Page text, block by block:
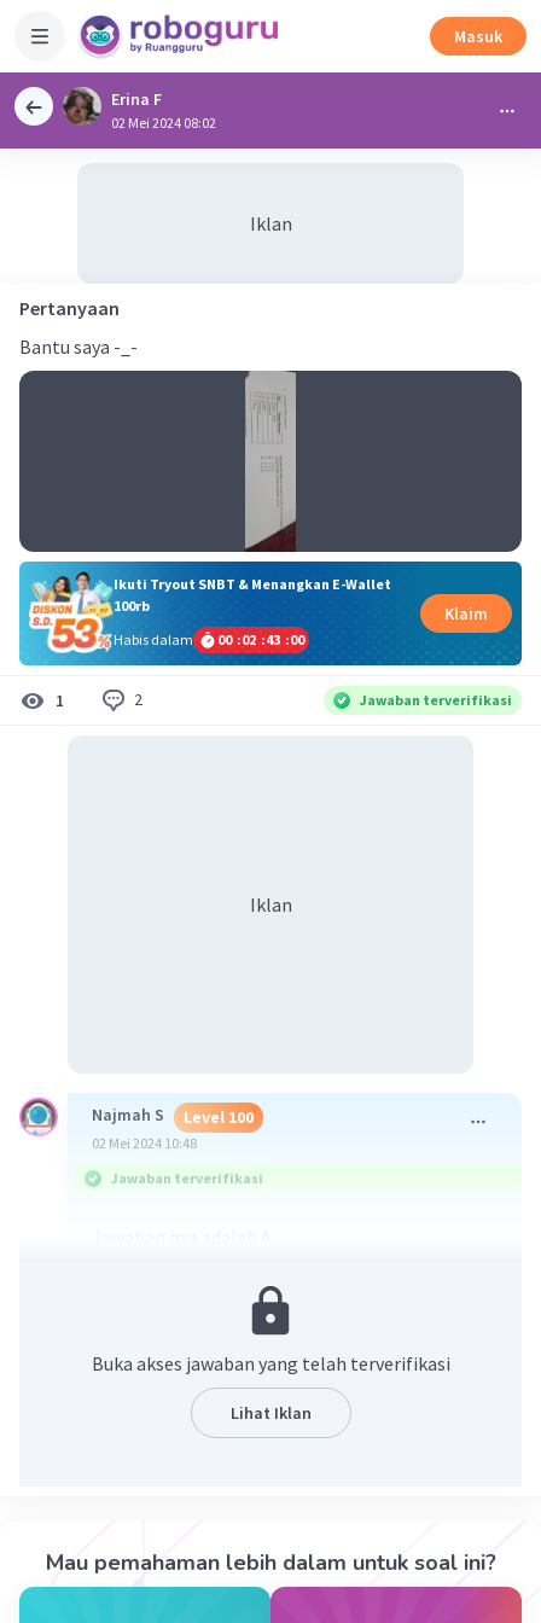
Masuk
Erina F
02 Mei 2024 08:02
Iklan
Pertanyaan
Bantu saya -_-
Ikuti Tryout SNBT & Menangkan E-Wallet
100rb
Habis dalam
00 :02 :43 :00
Klaim
1 2 Jawaban terverifikasi
Iklan
Najmah S Level 100
02 Mei 2024 10:48
Jawaban terverifikasi
Karena mereka tidak memiliki masa pupa, dan
bentuk dewasa dan anakan/larva nya berbeda
Semoga bermanfaat
Terima kasih
0.0(0) Balas
02 Mei 2024 11:20
Buka akses jawaban yang telah terverifikasi
Lihat Iklan
Mau pemahaman lebih dalam untuk soal ini?